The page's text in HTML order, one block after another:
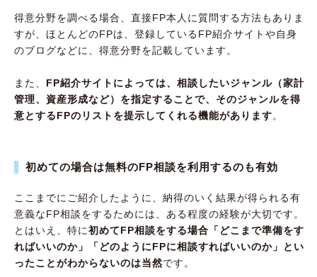
得意分野を調べる場合、直接FP本人に質問する方法もありま
すが、ほとんどのFPは、登録しているFP紹介サイトや自身
のブログなどに、得意分野を記載しています。
また、 FP紹介サイトによっては、相談したいジャンル（家計
管理、資産形成など）を指定することで、そのジャンルを得
意とするFPのリストを提示してくれる機能があります。
初めての場合は無料のFP相談を利用するのも有効
ここまでにご紹介したように、納得のいく結果が得られる有
意義なFP相談をするためには、ある程度の経験が大切です。
とはいえ、特に初めてFP相談をする場合「どこまで準備をす
ればいいのか」「どのようにFPに相談すればいいのか」とい
ったことがわからないのは当然です。